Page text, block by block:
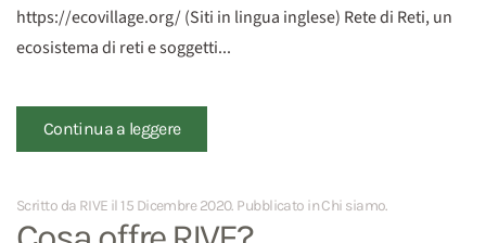
https://ecovillage.org/ (Siti in lingua inglese) Rete di Reti, un
ecosistema di reti e soggetti...
Continua a leggere
Scritto da RIVE il 15 Dicembre 2020. Pubblicato inChi siamo.